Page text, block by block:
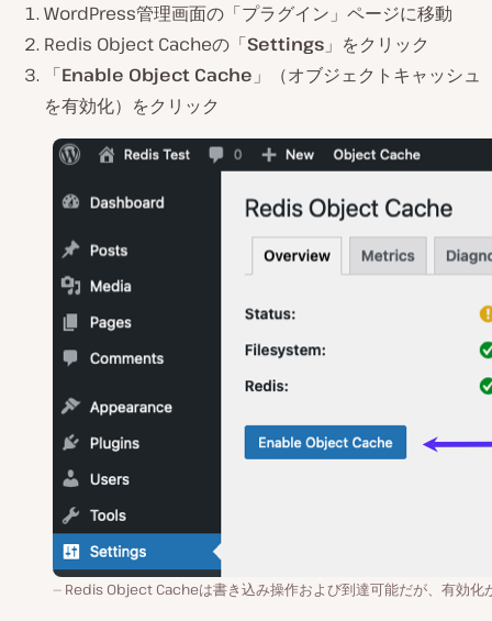
WordPress管理画面の「プラグイン」ページに移動
Redis Object Cacheの「Settings 」をクリック
「Enable Object Cache 」（オブジェクトキャッシュ
を有効化）をクリック
Redis Object Cacheは書き込み操作および到達可能だが、有効化